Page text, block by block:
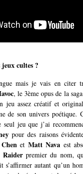
jeux cultes ?
mais je vais en citer
, le 3èmeopus de la
jeu assez créatif et
de son univers poétique.
seul jeu que j’ai
pour des raisons
et Matt Nava est
Raider premier du nom,
s’affirmer autant qu’un